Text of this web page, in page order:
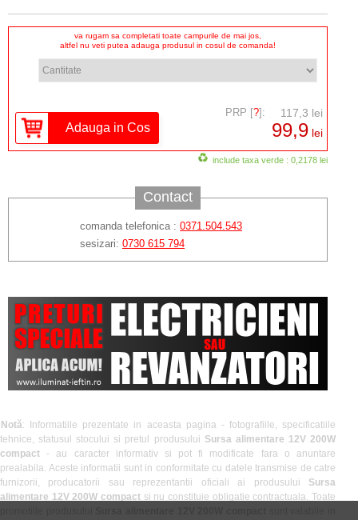
va rugam sa completati toate campurile de mai jos,
altfel nu veti putea adauga produsul in cosul de comanda!
PRP [?]: 117,3 lei
99,9 lei
include taxa verde : 0,2178 lei
Contact
comanda telefonica : 0371.504.543
sesizari: 0730 615 794
Notă: Informatiile prezentate in aceasta pagina - fotografiile, specificatiile
tehnice, statusul stocului si pretul produsului Sursa alimentare 12V 200W
compact - au caracter informativ si pot fi modificate fara o anuntare
prealabila. Aceste informatii sunt in conformitate cu datele transmise de catre
furnizorii, producatorii sau reprezentantii oficiali ai produsului Sursa
alimentare 12V 200W compact si nu constituie obligatie contractuala. Toate